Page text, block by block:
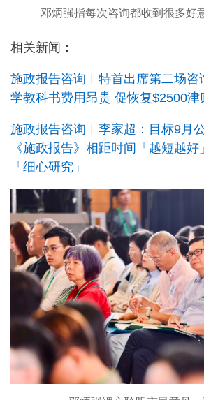
邓炳强指每次咨询都收到很多好
相关新闻：
施政报告咨询︱特首出席第二场咨
学教科书费用昂贵 促恢复$2500津
施政报告咨询︱李家超：目标9月
《施政报告》相距时间「越短越
「细心研究」